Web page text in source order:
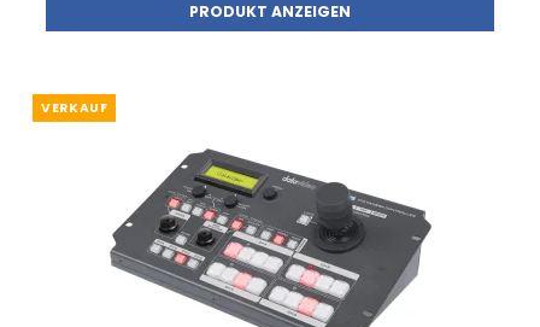
PRODUKT ANZEIGEN
VERKAUF